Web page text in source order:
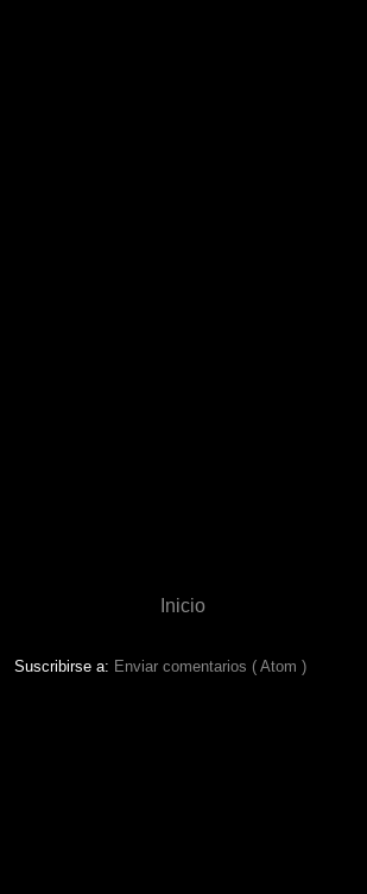
Inicio
Suscribirse a: Enviar comentarios ( Atom )